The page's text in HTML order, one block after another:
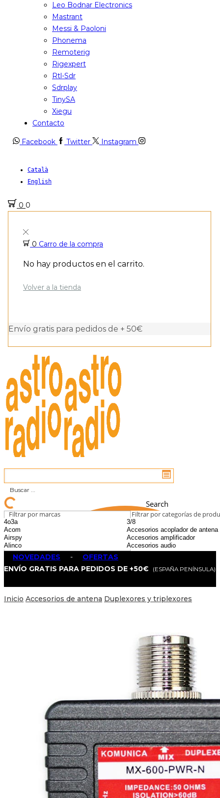
Leo Bodnar Electronics
Mastrant
Messi & Paoloni
Phonema
Remoterig
Rigexpert
Rtl-Sdr
Sdrplay
TinySA
Xiegu
Contacto
Facebook Twitter Instagram
Català
English
0 0
0 Carro de la compra
No hay productos en el carrito.
Volver a la tienda
Envío gratis para pedidos de + 50€
Search
Filtrar por marcas Filtrar por categorías de
NOVEDADES - OFERTAS
ENVÍO GRATIS PARA PEDIDOS DE +50€
(ESPAÑA PENÍNSULA)
Inicio Accesorios de antena Duplexores y triplexores